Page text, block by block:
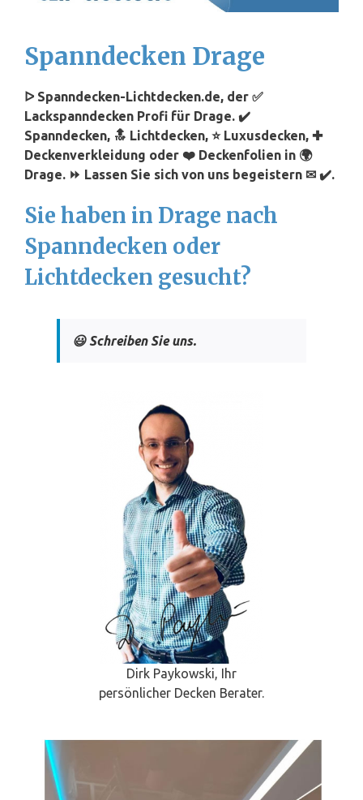
Spanndecken Drage
ᐅ Spanndecken-Lichtdecken.de, der ✅
Lackspanndecken Profi für Drage. ✔️
Spanndecken, 🔝 Lichtdecken, ⭐ Luxusdecken, ✚
Deckenverkleidung oder ❤️ Deckenfolien in 🌍
Drage. ⏩ Lassen Sie sich von uns begeistern ✉ ✔️.
Sie haben in Drage nach
Spanndecken oder
Lichtdecken gesucht?
😃 Schreiben Sie uns.
Dirk Paykowski, Ihr
persönlicher Decken Berater.